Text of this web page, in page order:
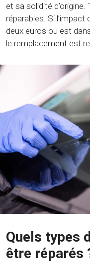
et sa solidité
réparables. Si l’impact
deux euros ou est
le remplacement est
Quels types
être réparés